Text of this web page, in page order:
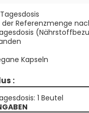
Referenzmenge
Kapseln
:
1 Beutel